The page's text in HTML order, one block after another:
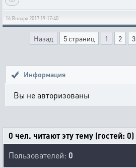
16 Января 2017 19:17:40
Назад 5 страниц 1 2 3
Информация
Вы не авторизованы
0 чел. читают эту тему (гостей: 0)
Пользователей: 0